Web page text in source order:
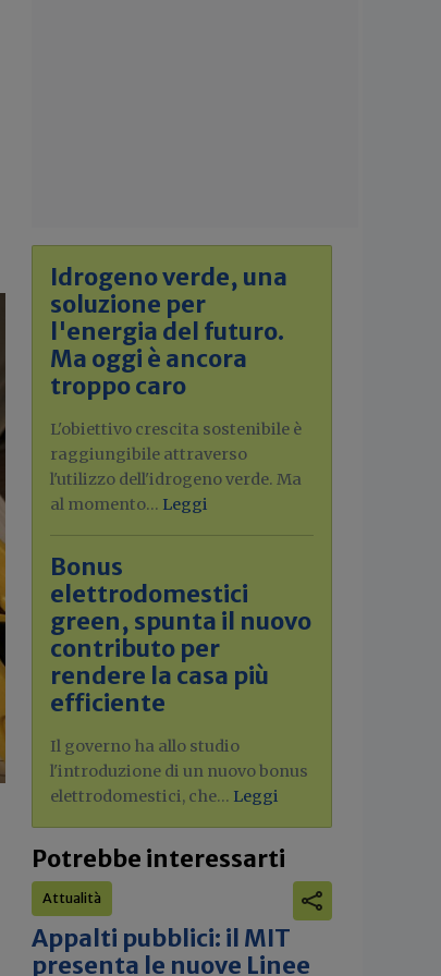
Idrogeno verde, una
soluzione per
l'energia del futuro.
Ma oggi è ancora
troppo caro
L'obiettivo crescita sostenibile è
raggiungibile attraverso
l'utilizzo dell'idrogeno verde. Ma
al momento... Leggi
Bonus
elettrodomestici
green, spunta il nuovo
contributo per
rendere la casa più
efficiente
Il governo ha allo studio
l'introduzione di un nuovo bonus
elettrodomestici, che... Leggi
Potrebbe interessarti
Attualità
Appalti pubblici: il MIT
presenta le nuove Linee